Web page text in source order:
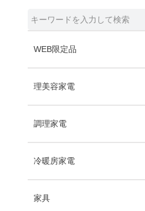
WEB限定品
理美容家電
調理家電
冷暖房家電
家具